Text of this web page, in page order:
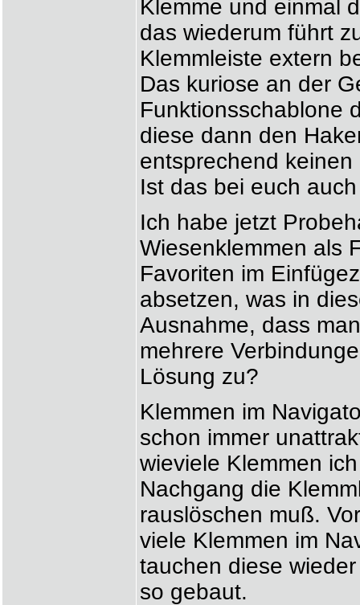
Klemme und einmal
das wiederum führt
Klemmleiste extern
Das kuriose an der
Funktionsschablone
diese dann den
entsprechend
Ist das bei euch
Ich habe jetzt
Wiesenklemmen als
Favoriten im
absetzen, was in
Ausnahme, dass
mehrere
Lösung zu?
Klemmen im
schon immer
wieviele Klemmen
Nachgang die
rauslöschen muß.
viele Klemmen im
tauchen diese
so gebaut.